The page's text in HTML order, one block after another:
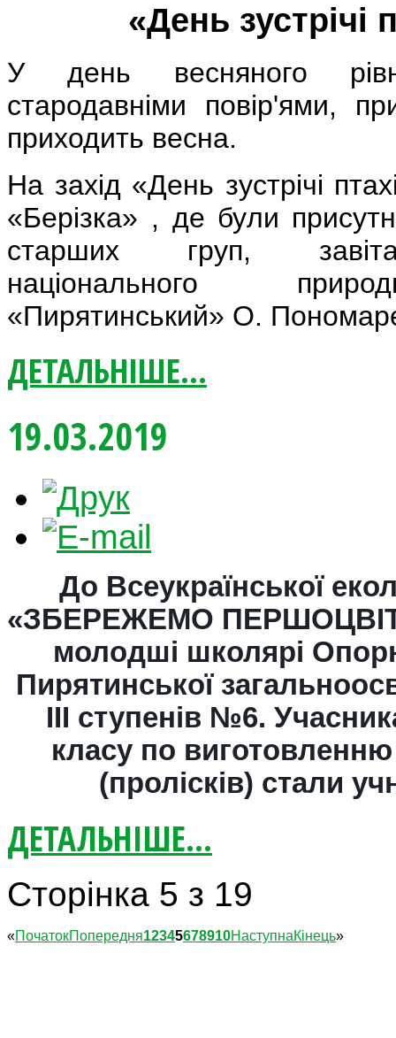
«День зустрічі
У день весняного
стародавніми повір'ями,
приходить весна.
На захід «День зустрічі
«Берізка» , де були
старших груп,
національного
«Пирятинський» О.
ДЕТАЛЬНІШЕ...
19.03.2019
До Всеукраїнської
«ЗБЕРЕЖЕМО
молодші школярі
Пирятинської
ІІІ ступенів №6.
класу по виготовленню
(пролісків) стали
ДЕТАЛЬНІШЕ...
Сторінка 5 з 19
«ПочатокПопередня12345678910НаступнаКінець»